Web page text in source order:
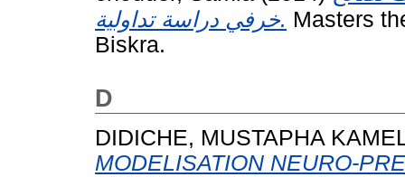
خرفي دراسة تداولية. Masters
Biskra.
D
DIDICHE, MUSTAPHA
MODELISATION NEURO-